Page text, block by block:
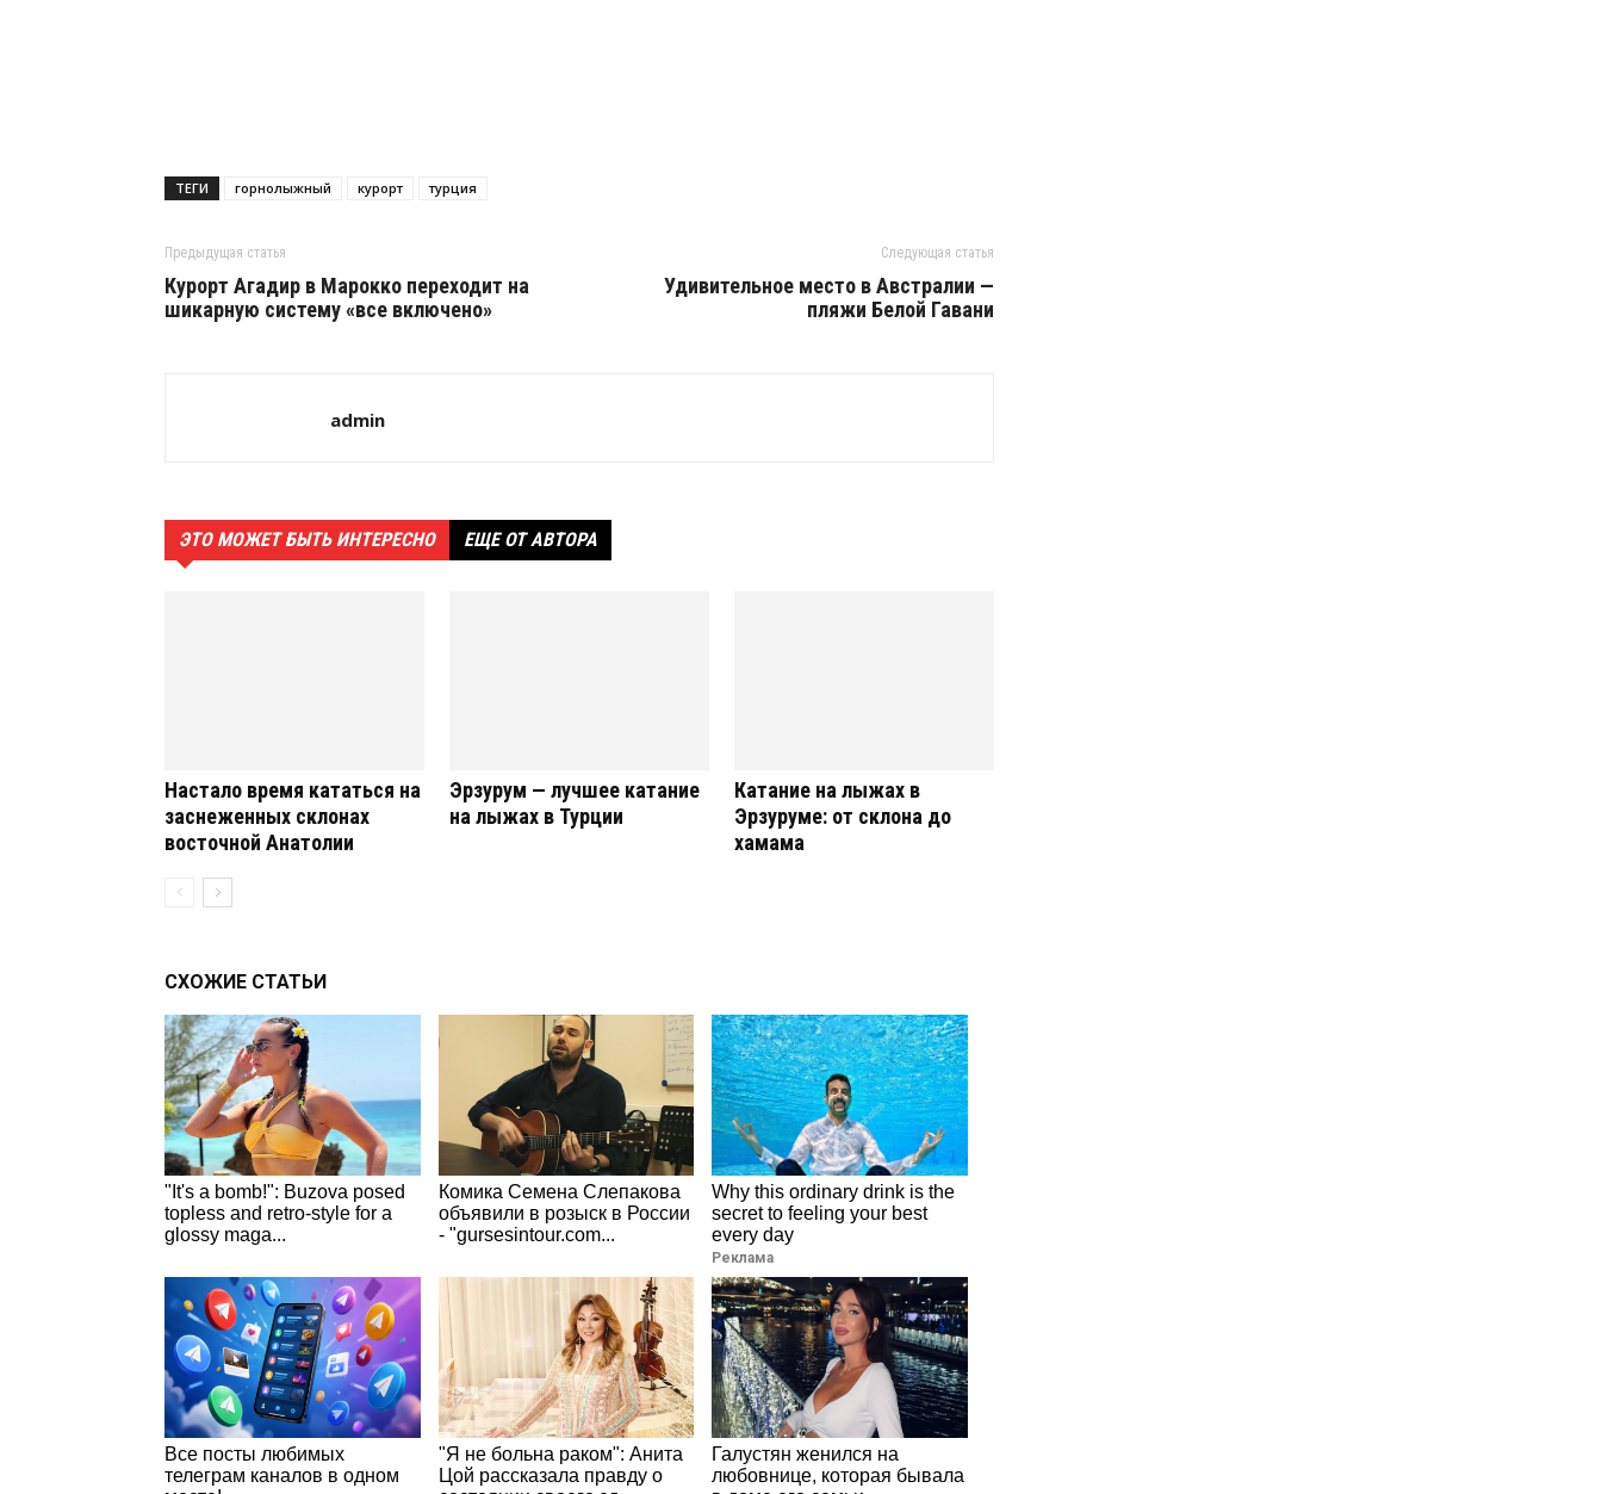
ТЕГИ горнолыжный курорт турция
Предыдущая статья
Курорт Агадир в Марокко переходит на
шикарную систему «все включено»
Следующая статья
Удивительное место в Австралии —
пляжи Белой Гавани
admin
ЭТО МОЖЕТ БЫТЬ ИНТЕРЕСНО ЕЩЕ ОТ АВТОРА
Настало время кататься на
заснеженных склонах
восточной Анатолии
Эрзурум — лучшее катание
на лыжах в Турции
Катание на лыжах в
Эрзуруме: от склона до
хамама
СХОЖИЕ СТАТЬИ
"It's a bomb!": Buzova posed
topless and retro-style for a
glossy maga...
Комика Семена Слепакова
объявили в розыск в России
- "gursesintour.com...
Why this ordinary drink is the
secret to feeling your best
every day
Реклама
Все посты любимых
телеграм каналов в одном
"Я не больна раком": Анита
Цой рассказала правду о
Галустян женился на
любовнице, которая бывала